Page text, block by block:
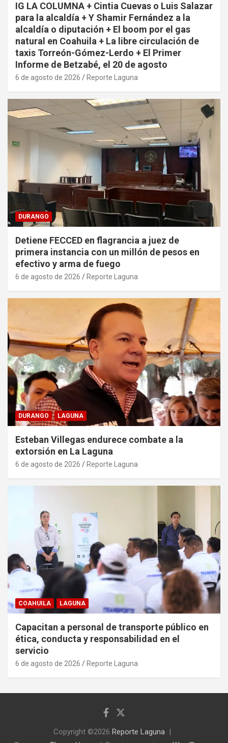
IG LA COLUMNA + Cintia Cuevas o Luis Salazar
para la alcaldía + Y Shamir Fernández a la
alcaldía o diputación + El boom por el gas
natural en Coahuila + La libre circulación de
taxis Torreón-Gómez-Lerdo + El Primer
Informe de Betzabé, el 20 de agosto
6 de agosto de 2026 Reporte Laguna
DURANGO
Detiene FECCED en flagrancia a juez de
primera instancia con un millón de pesos en
efectivo y arma de fuego
6 de agosto de 2026 Reporte Laguna
DURANGO LAGUNA
Esteban Villegas endurece combate a la
extorsión en La Laguna
6 de agosto de 2026 Reporte Laguna
COAHUILA LAGUNA
Capacitan a personal de transporte público en
ética, conducta y responsabilidad en el
servicio
6 de agosto de 2026 Reporte Laguna
Copyright ©2026 Reporte Laguna